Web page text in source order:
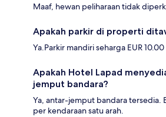
Maaf, hewan peliharaan tidak
Apakah parkir di properti
Ya.Parkir mandiri seharga EUR
Apakah Hotel Lapad
jemput bandara?
Ya, antar-jemput bandara tersedia.
per kendaraan satu arah.